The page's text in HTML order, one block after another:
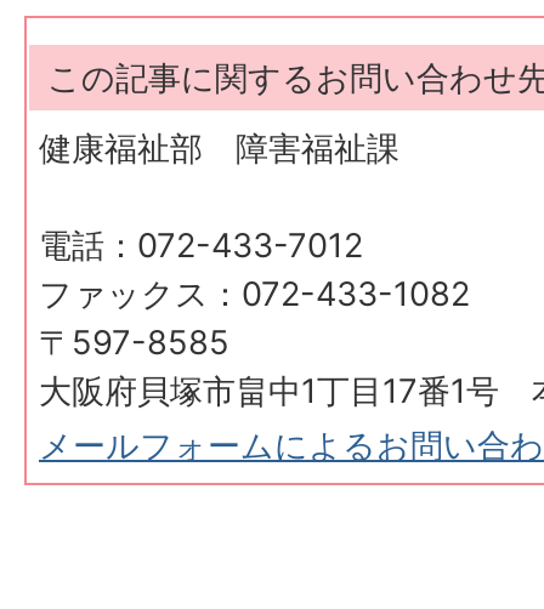
この記事に関するお問い合わせ
健康福祉部 障害福祉課
電話：072-433-7012
ファックス：072-433-1082
〒597-8585
大阪府貝塚市畠中1丁目17番1号
メールフォームによるお問い合